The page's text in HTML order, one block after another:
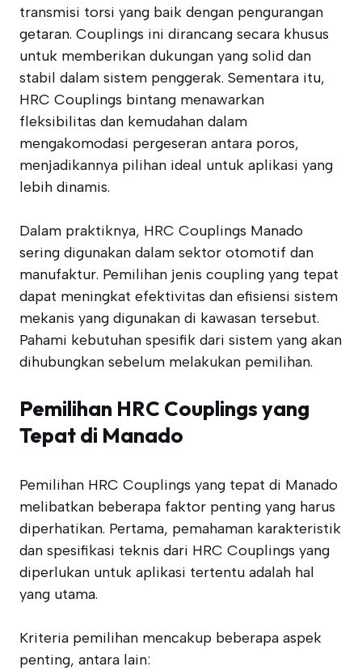
transmisi torsi yang baik dengan pengurangan
getaran. Couplings ini dirancang secara khusus
untuk memberikan dukungan yang solid dan
stabil dalam sistem penggerak. Sementara itu,
HRC Couplings bintang menawarkan
fleksibilitas dan kemudahan dalam
mengakomodasi pergeseran antara poros,
menjadikannya pilihan ideal untuk aplikasi yang
lebih dinamis.
Dalam praktiknya, HRC Couplings Manado
sering digunakan dalam sektor otomotif dan
manufaktur. Pemilihan jenis coupling yang tepat
dapat meningkat efektivitas dan efisiensi sistem
mekanis yang digunakan di kawasan tersebut.
Pahami kebutuhan spesifik dari sistem yang akan
dihubungkan sebelum melakukan pemilihan.
Pemilihan HRC Couplings yang
Tepat di Manado
Pemilihan HRC Couplings yang tepat di Manado
melibatkan beberapa faktor penting yang harus
diperhatikan. Pertama, pemahaman karakteristik
dan spesifikasi teknis dari HRC Couplings yang
diperlukan untuk aplikasi tertentu adalah hal
yang utama.
Kriteria pemilihan mencakup beberapa aspek
penting, antara lain: